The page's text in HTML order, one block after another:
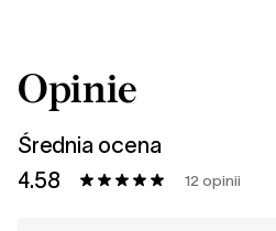
Opinie
Średnia ocena
4.58
12 opinii